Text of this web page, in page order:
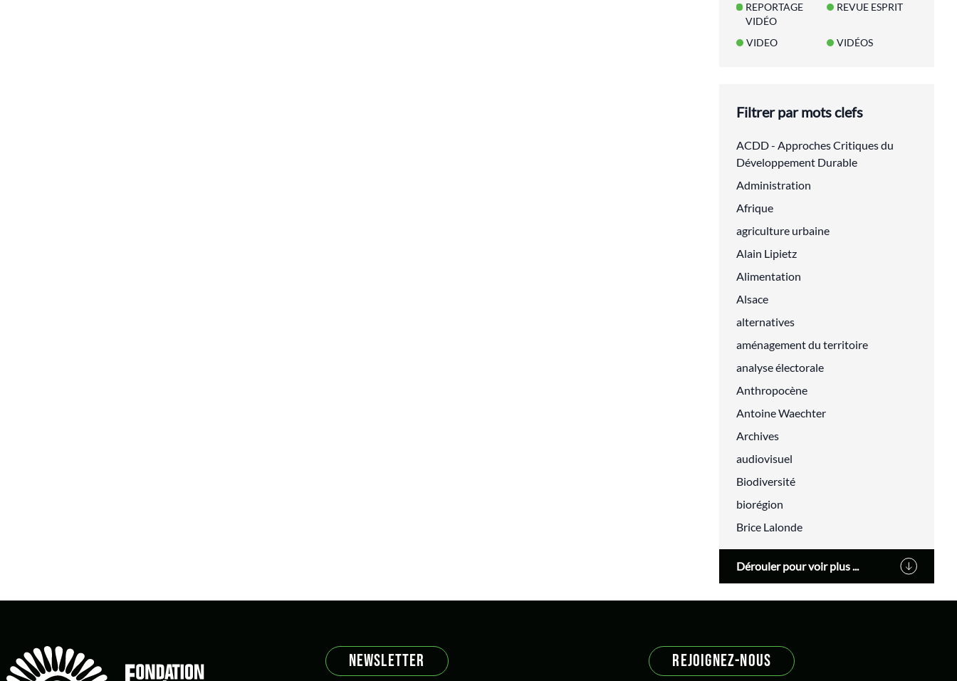
REPORTAGE
VIDÉO
REVUE ESPRIT
VIDEO VIDÉOS
Filtrer par mots clefs
ACDD - Approches Critiques du
Développement Durable
Administration
Afrique
agriculture urbaine
Alain Lipietz
Alimentation
Alsace
alternatives
aménagement du territoire
analyse électorale
Anthropocène
Antoine Waechter
Archives
audiovisuel
Biodiversité
biorégion
Brice Lalonde
Cédric Villani
Changement climatique
Communs
Dérouler pour voir plus ...
NEWSLETTER REJOIGNEZ-NOUS